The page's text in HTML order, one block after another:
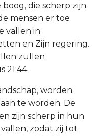
die scherp zijn
mensen er toe
vallen in
en Zijn regering.
zullen
21:44.
worden
te worden. De
zijn scherp in hun
zodat zij tot